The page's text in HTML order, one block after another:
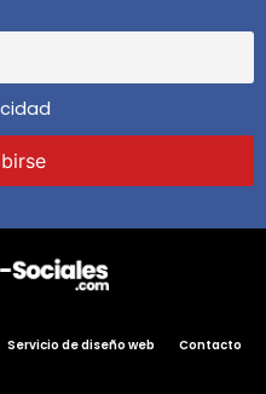
Servicio de diseño web Contacto